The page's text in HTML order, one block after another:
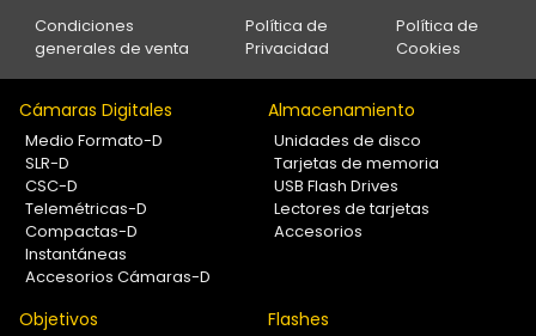
Condiciones
generales de venta
Política de
Privacidad
Política de
Cookies
Cámaras Digitales
Medio Formato-D
SLR-D
CSC-D
Telemétricas-D
Compactas-D
Instantáneas
Accesorios Cámaras-D
Almacenamiento
Unidades de disco
Tarjetas de memoria
USB Flash Drives
Lectores de tarjetas
Accesorios
Objetivos Flashes